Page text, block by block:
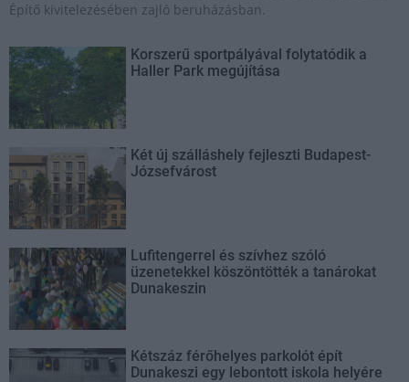
Építő kivitelezésében zajló beruházásban.
Korszerű sportpályával folytatódik a
Haller Park megújítása
Két új szálláshely fejleszti Budapest-
Józsefvárost
Lufitengerrel és szívhez szóló
üzenetekkel köszöntötték a tanárokat
Dunakeszin
Kétszáz férőhelyes parkolót épít
Dunakeszi egy lebontott iskola helyére